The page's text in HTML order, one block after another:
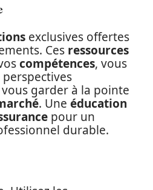
exclusives offertes
Ces ressources
compétences, vous
garder à la pointe
. Une éducation
pour un
durable.